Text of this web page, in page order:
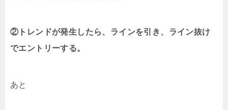
②トレンドが発生したら、ラインを引き、ライン抜け
でエントリーする。
あと